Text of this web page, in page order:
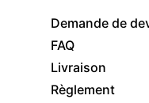
Demande de
FAQ
Livraison
Règlement